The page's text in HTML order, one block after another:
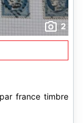
2
france timbre